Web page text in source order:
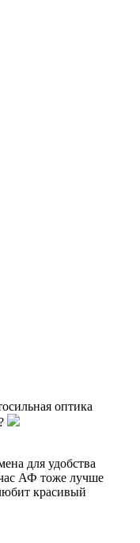
оптика
для удобства
АФ тоже лучше
красивый